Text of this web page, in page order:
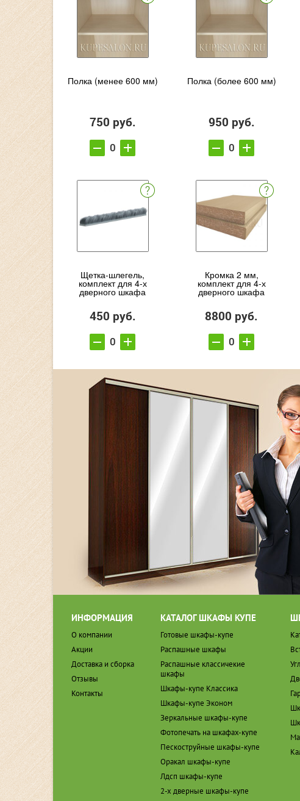
Полка (менее 600 мм)
750 руб.
Полка (более 600 мм)
950 руб.
Щетка-шлегель,
комплект для 4-х
дверного шкафа
450 руб.
Кромка 2 мм,
комплект для 4-х
дверного шкафа
8800 руб.
ИНФОРМАЦИЯ
О компании
Акции
Доставка и сборка
Отзывы
Контакты
КАТАЛОГ ШКАФЫ КУПЕ
Готовые шкафы-купе
Распашные шкафы
Распашные классичекие
шкафы
Шкафы-купе Классика
Шкафы-купе Эконом
Зеркальные шкафы-купе
Фотопечать на шкафах-купе
Пескоструйные шкафы-купе
Оракал шкафы-купе
Лдсп шкафы-купе
2-х дверные шкафы-купе